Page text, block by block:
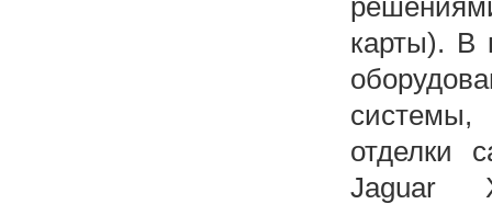
карты). В
системы,
отделки
Jaguar